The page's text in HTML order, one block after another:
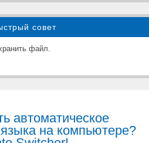
совет
файл.
автоматическое
на компьютере?